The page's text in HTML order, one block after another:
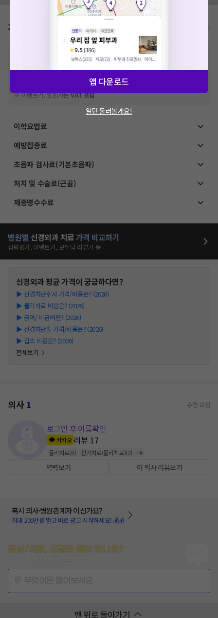
가격표
비급여 항목의 경우,추가비용 등으로 실제 가격과 상이할 수 있으니, 정확
한 가격은 해당 의료기관에 직접 문의해주세요.
※급여 항목의 경우,건강보험심사평가원에 고지되어 있는 급여 진료 기준 가
격입니다. (진료와 연관된 복합적인 비용이 추가되어, 병원마다 금액이 다르게
산정될 수 있는 점 참고 바랍니다.)
※ 이벤트가, 할인가는VAT 포함
이학요법료
예방접종료
초음파 검사료(기본초음파)
처치 및 수술료(근골)
제증명수수료
병원별 신경외과 치료가격 비교하기
심평원가, 이벤트가, 모두닥 리뷰가 등
신경외과평균 가격이 궁금하다면?
▶ 신경차단주사 가격/비용은? (2026)
▶ 물리치료 비용은? (2026)
▶ 급여/ 비급여란? (2026)
▶ 신경차단술 가격/비용은? (2026)
▶ 깁스 비용은? (2026)
전체보기
의사1 수정 요청
로그인 후 이름확인
카카오 리뷰 17
물리치료(6) 전기치료(물리치료)(2) +6
약력보기 이 의사 리뷰보기
혹시 의사·병원관계자 이신가요?
최대 200만원 받고 바로 광고 시작하세요! 💰💰
증상/치료, 궁금한 점이 있나요?
맨 위로 돌아가기
앱 다운로드
일단 둘러볼게요!